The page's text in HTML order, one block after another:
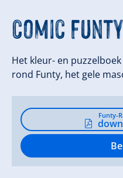
Comic Funty
Het kleur- en
rond Funty, het gele
Funty-